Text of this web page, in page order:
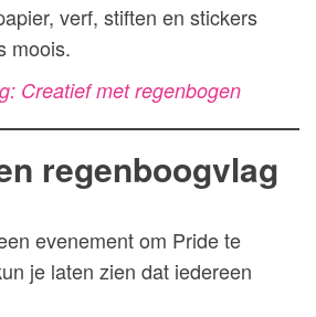
verf, stiften en stickers
moois.
Creatief met regenbogen
regenboogvlag
evenement om Pride te
je laten zien dat iedereen